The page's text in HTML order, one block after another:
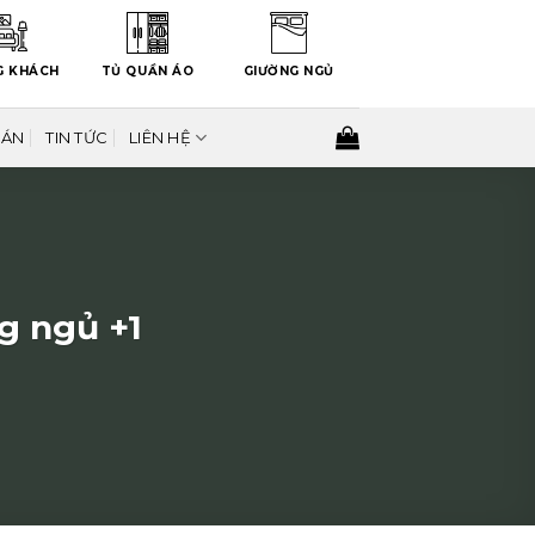
KHÁCH TỦ QUẦN ÁO GIƯỜNG NGỦ
TIN TỨC LIÊN HỆ
ngủ +1